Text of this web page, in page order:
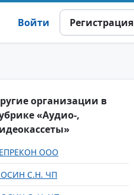
Войти Регистрация
организации в
«Аудио-,
ООО
С.Н. ЧП